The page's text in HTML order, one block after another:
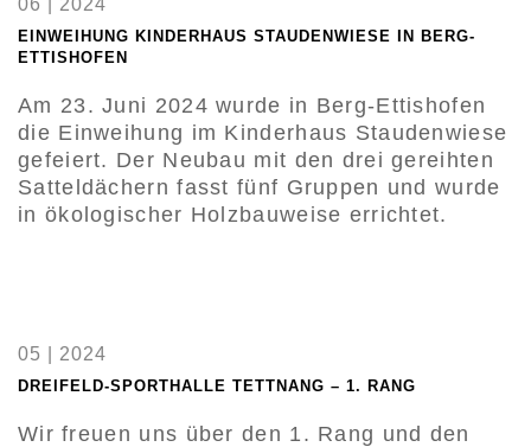
06 | 2024
EINWEIHUNG KINDERHAUS STAUDENWIESE IN BERG-
ETTISHOFEN
Am 23. Juni 2024 wurde in Berg-Ettishofen
die Einweihung im Kinderhaus Staudenwiese
gefeiert. Der Neubau mit den drei gereihten
Satteldächern fasst fünf Gruppen und wurde
in ökologischer Holzbauweise errichtet.
05 | 2024
DREIFELD-SPORTHALLE TETTNANG – 1. RANG
Wir freuen uns über den 1. Rang und den